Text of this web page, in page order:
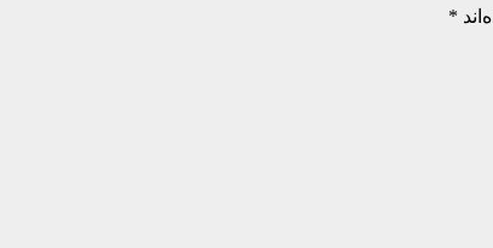
*